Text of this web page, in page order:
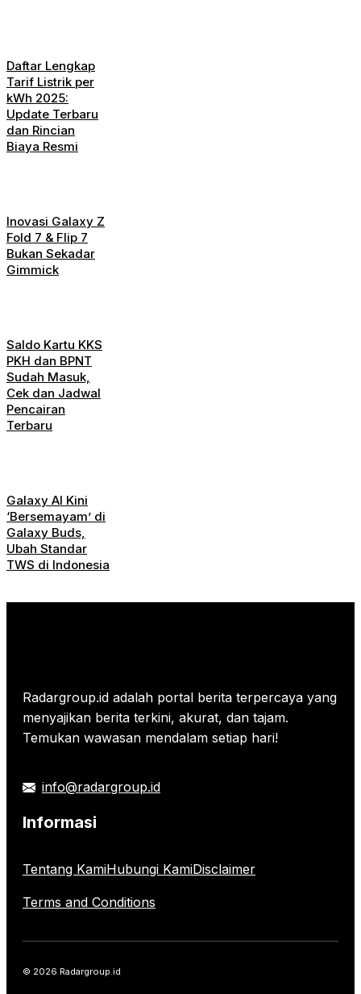
Daftar Lengkap
Tarif Listrik per
kWh 2025:
Update Terbaru
dan Rincian
Biaya Resmi
Inovasi Galaxy Z
Fold 7 & Flip 7
Bukan Sekadar
Gimmick
Saldo Kartu KKS
PKH dan BPNT
Sudah Masuk,
Cek dan Jadwal
Pencairan
Terbaru
Galaxy AI Kini
‘Bersemayam’ di
Galaxy Buds,
Ubah Standar
TWS di Indonesia
Radargroup.id adalah portal berita terpercaya yang
menyajikan berita terkini, akurat, dan tajam.
Temukan wawasan mendalam setiap hari!
info@radargroup.id
Informasi
Tentang KamiHubungi KamiDisclaimer
Terms and Conditions
© 2026 Radargroup.id